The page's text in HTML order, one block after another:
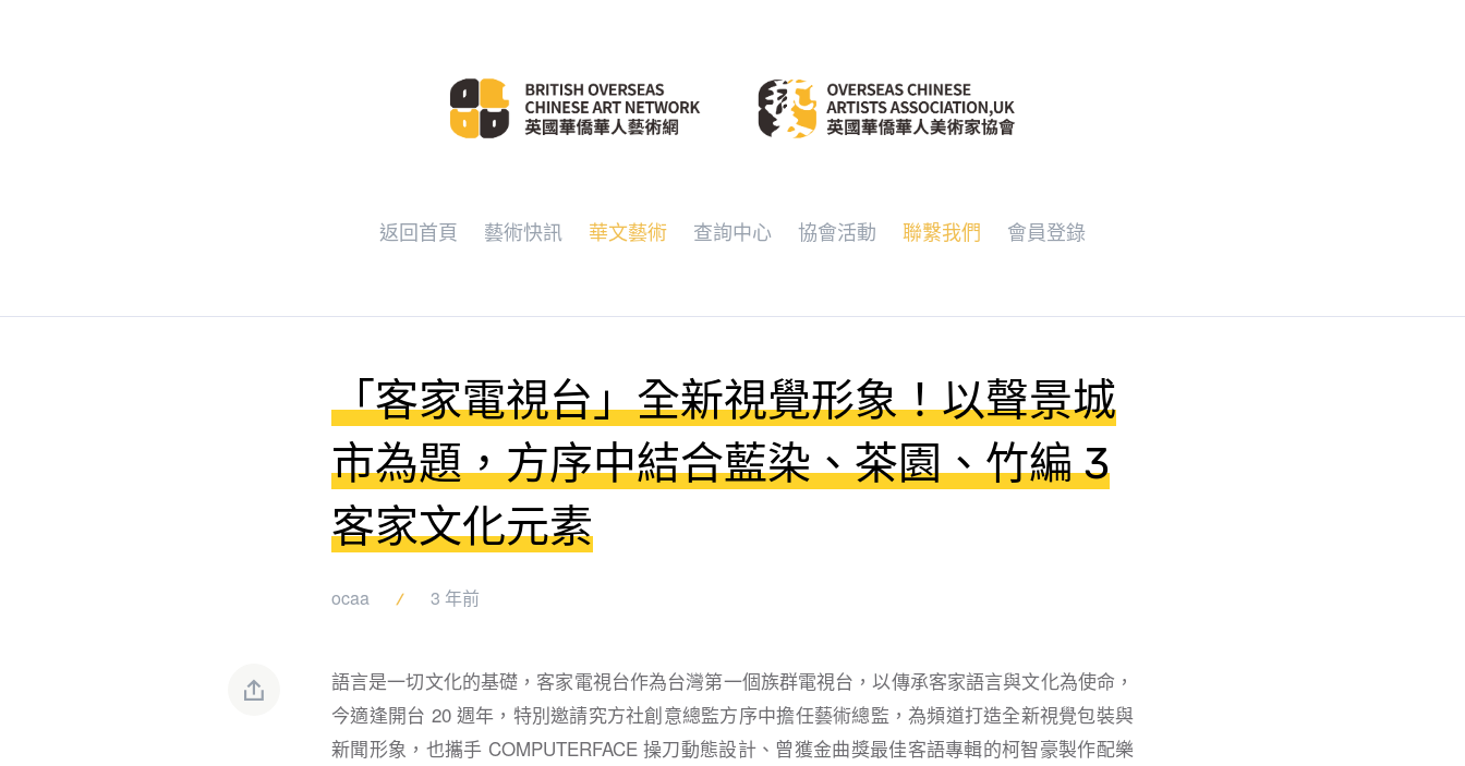
返回首頁 藝術快訊 華文藝術 查詢中心 協會活動 聯繫我們 會員登錄
「客家電視台」全新視覺形象！以聲景城
市為題，方序中結合藍染、茶園、⽵編 3
客家文化元素
ocaa 3 年前
語⾔是⼀切⽂化的基礎，客家電視台作為台灣第⼀個族群電視台，以傳承客家語⾔與⽂化為使命，
今適逢開台 20 週年，特別邀請究⽅社創意總監⽅序中擔任藝術總監，為頻道打造全新視覺包裝與
新聞形象，也攜⼿ COMPUTERFACE 操⼑動態設計、曾獲⾦曲獎最佳客語專輯的柯智豪製作配樂